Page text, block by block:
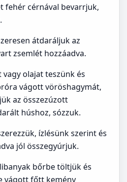
fehér cérnával bevarrjuk,
átdaráljuk az
zsemlét hozzáadva.
vagy olajat teszünk és
vágott vöröshagymát,
az összezúzott
húshoz, sózzuk.
ízlésünk szerint és
jól összegyúrjuk.
bőrbe töltjük és
vágott főtt kemény